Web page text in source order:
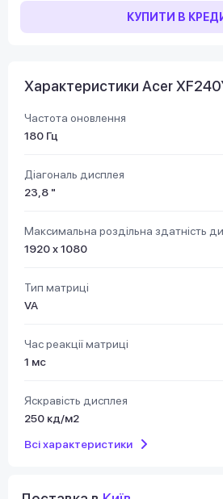
КУПИТИ В
Характеристики Acer
Частота оновлення
180 Гц
Діагональ дисплея
23,8 "
Максимальна роздільна здатність
1920 х 1080
Тип матриці
VA
Час реакції матриці
1 мс
Яскравість дисплея
250 кд/м2
Всі характеристики